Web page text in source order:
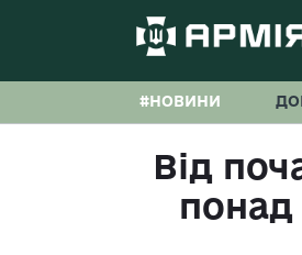
#НОВИНИ
Від
понад